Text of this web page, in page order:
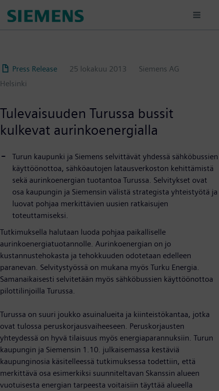
pääsisältöön
Press Release 25 lokakuu 2013
Siemens AG
Helsinki
Tulevaisuuden Turussa bussit
kulkevat aurinkoenergialla
Turun kaupunki ja Siemens selvittävät yhdessä sähköbussien
käyttöönottoa, sähköautojen latausverkoston kehittämistä
sekä aurinkoenergian tuotantoa Turussa. Selvitykset ovat
osa kaupungin ja Siemensin välistä strategista yhteistyötä ja
luovat pohjaa merkittävien uusien ratkaisujen
toteuttamiseksi.
Tutkimuksella halutaan luoda pohjaa paikalliselle
aurinkoenergiatuotannolle. Aurinkoenergian on jo
kustannustehokasta ja tehokkuuden odotetaan edelleen
paranevan. Selvitystyössä on mukana myös Turku Energia.
Samanaikaisesti selvitetään myös sähköbussien käyttöönottoa
pilottilinjoilla Turussa.
Turussa on suuri joukko asuinalueita ja kiinteistökantaa, jotka
ovat tulossa peruskorjausvaiheeseen. Peruskorjausten
yhteydessä on hyvä tilaisuus myös energiaparannuksiin. Turun
kaupungin ja Siemensin 1.10. julkaisemassa kestäviä
kaupunginosia käsitelleessä tutkimuksessa todettiin, että
merkittävä osa esimerkiksi suunniteltavan Skanssin alueen
vuotuisesta energian tarpeesta voitaisiin täyttää alueella